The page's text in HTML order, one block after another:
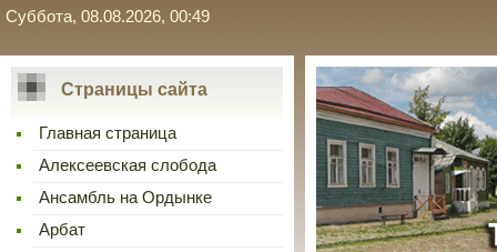
Суббота, 08.08.2026, 00:49
Страницы сайта
Главная страница
Алексеевская слобода
Ансамбль на Ордынке
Арбат